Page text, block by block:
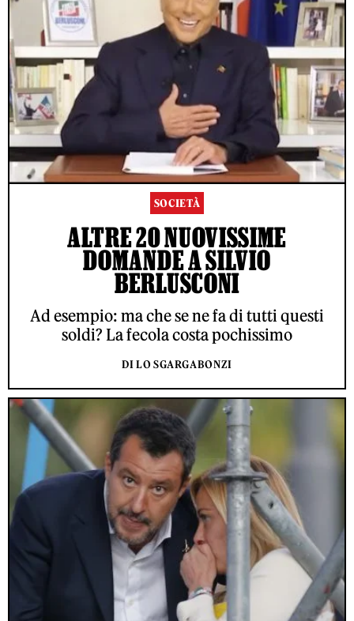
SOCIETÀ
ALTRE 20 NUOVISSIME
DOMANDE A SILVIO
BERLUSCONI
Ad esempio: ma che se ne fa di tutti questi
soldi? La fecola costa pochissimo
DI LO SGARGABONZI